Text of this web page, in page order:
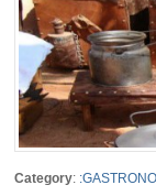
Category: